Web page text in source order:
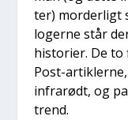
ter) mor­der­ligt
lo­ger­ne står
histo­ri­er. De to
Post-
infrarødt, og
trend.